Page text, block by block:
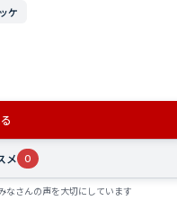
ケ
メ 0
さんの声を大切にしています